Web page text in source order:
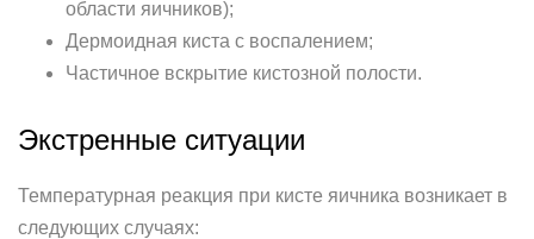
области яичников);
Дермоидная киста с воспалением;
Частичное вскрытие кистозной полости.
Экстренные ситуации
Температурная реакция при кисте яичника возникает в
следующих случаях: